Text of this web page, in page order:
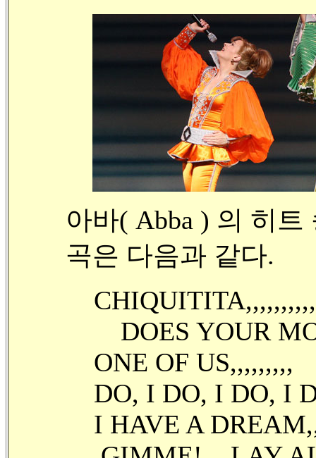
아바( Abba ) 의 히트
곡은 다음과 같다.
DOES YOUR
ONE OF
DO, I DO, I DO, I
I HAVE A